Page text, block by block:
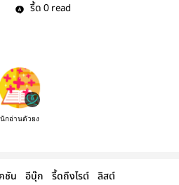
รี้ด 0 read
นักอ่านตัวยง
ชัน อีบุ๊ก รี้ดถึงไรต์ ลิสต์